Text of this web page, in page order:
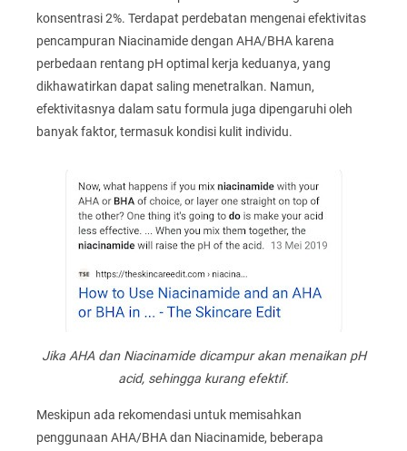
konsentrasi 2%. Terdapat perdebatan mengenai efektivitas
pencampuran Niacinamide dengan AHA/BHA karena
perbedaan rentang pH optimal kerja keduanya, yang
dikhawatirkan dapat saling menetralkan. Namun,
efektivitasnya dalam satu formula juga dipengaruhi oleh
banyak faktor, termasuk kondisi kulit individu.
Jika AHA dan Niacinamide dicampur akan menaikan pH
acid, sehingga kurang efektif.
Meskipun ada rekomendasi untuk memisahkan
penggunaan AHA/BHA dan Niacinamide, beberapa